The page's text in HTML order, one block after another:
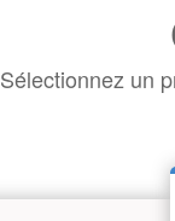
Sélectionnez un